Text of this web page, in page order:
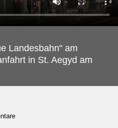
Landesbahn" am
in St. Aegyd am